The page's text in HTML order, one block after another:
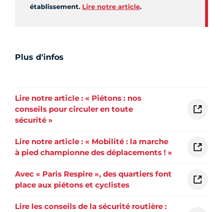
établissement. Lire notre article.
Plus d'infos
Lire notre article : « Piétons : nos
conseils pour circuler en toute
sécurité »
Lire notre article : « Mobilité : la marche
à pied championne des déplacements ! »
Avec « Paris Respire », des quartiers font
place aux piétons et cyclistes
Lire les conseils de la sécurité routière :